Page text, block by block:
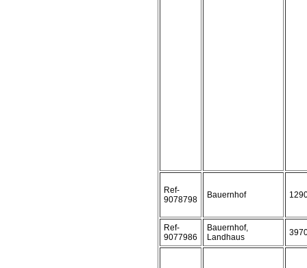
Ref-
9078798
Bauernhof
Ref-
9077986
Bauernhof,
Landhaus